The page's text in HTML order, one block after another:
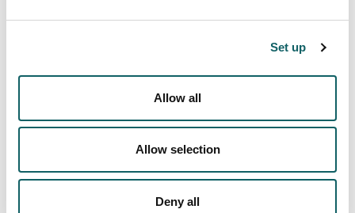
Set up
Allow all
Allow selection
Deny all
SUPERVISIÓN DE SISTEMAS